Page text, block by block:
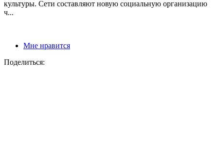
культуры. Сети составляют новую социальную организацию
ч...
Мне нравится
Поделиться: